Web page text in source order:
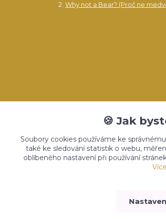
Why not a Bear? (Proč ne
🍪 Jak
Soubory cookies používáme ke
také ke sledování statistik o webu,
oblíbeného nastavení při používání